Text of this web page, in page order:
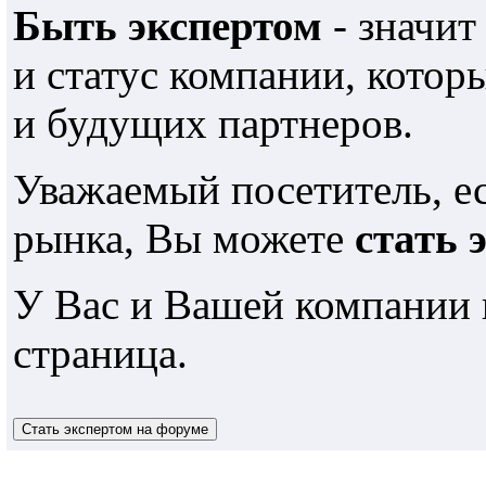
Быть экспертом -
и статус компании,
и будущих партнеров.
Уважаемый посетитель,
рынка, Вы можете стать
У Вас и Вашей компании
страница.